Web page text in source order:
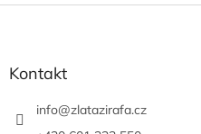
Z
Kontakt
info@zlatazirafa.cz